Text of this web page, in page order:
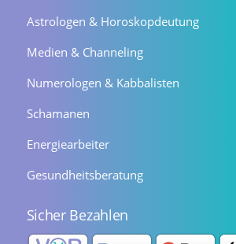
Astrologen & Horoskopdeutung
Medien & Channeling
Numerologen & Kabbalisten
Schamanen
Energiearbeiter
Gesundheitsberatung
Sicher Bezahlen